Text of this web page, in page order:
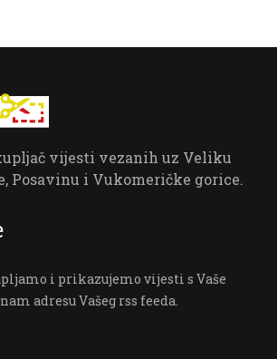
vijesti vezanih uz Veliku
Posavinu i Vukomeričke gorice.
i prikazujemo vijesti s Vaše
adresu Vašeg rss feeda.